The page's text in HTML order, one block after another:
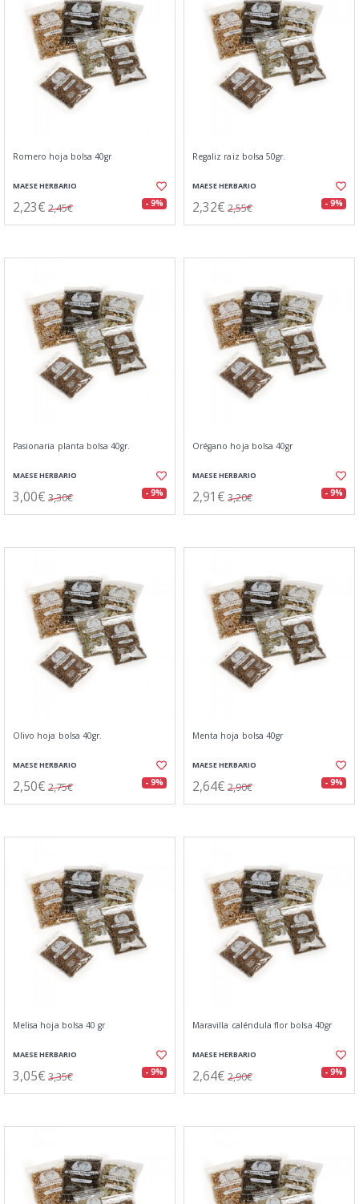
Romero hoja bolsa 40gr
MAESE HERBARIO
2,23€ 2,45€ - 9%
Regaliz raiz bolsa 50gr.
MAESE HERBARIO
2,32€ 2,55€ - 9%
Pasionaria planta bolsa 40gr.
MAESE HERBARIO
3,00€ 3,30€ - 9%
Orégano hoja bolsa 40gr
MAESE HERBARIO
2,91€ 3,20€ - 9%
Olivo hoja bolsa 40gr.
MAESE HERBARIO
2,50€ 2,75€ - 9%
Menta hoja bolsa 40gr
MAESE HERBARIO
2,64€ 2,90€ - 9%
Melisa hoja bolsa 40 gr
MAESE HERBARIO
3,05€ 3,35€ - 9%
Maravilla caléndula flor bolsa 40gr
MAESE HERBARIO
2,64€ 2,90€ - 9%